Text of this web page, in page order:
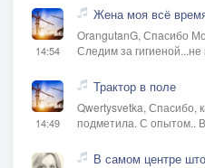
14:54
Жена моя всё
OrangutanG, Спасибо
Следим за гигиеной...не
14:49
Трактор в поле
Qwertysvetka, Спасибо,
подметила. С опытом..
В самом центре